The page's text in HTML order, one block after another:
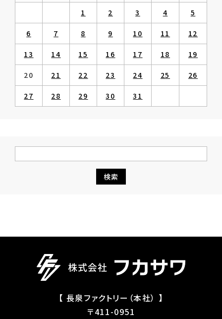
1
2 3 4 5
6 7 8 9 10 11 12
13 14 15 16 17 18 19
20 21 22 23 24 25 26
27 28 29 30 31
【 長泉ファクトリー（本社） 】
〒411-0951